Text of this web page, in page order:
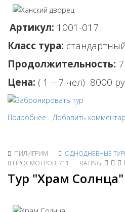
Артикул: 1001-017
Класс тура: стандартный
Продолжительность:
Цена: ( 1 – 7 чел) 8000
Подробнее... Добавить
ПИЛИГРИМ ОДНОДНЕВНЫЕ
ПРОСМОТРОВ: 711
RATING:
Тур "Храм Солнца"